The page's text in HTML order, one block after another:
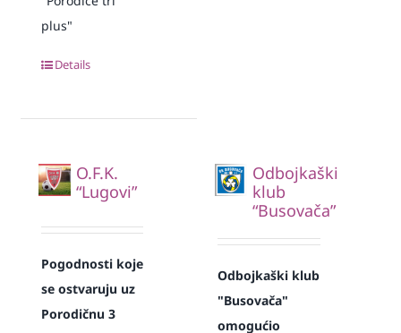
plus"
Details
O.F.K.
“Lugovi”
Pogodnosti koje
se ostvaruju uz
Porodičnu 3
Odbojkaški
klub
“Busovača”
Odbojkaški klub
"Busovača"
omogućio